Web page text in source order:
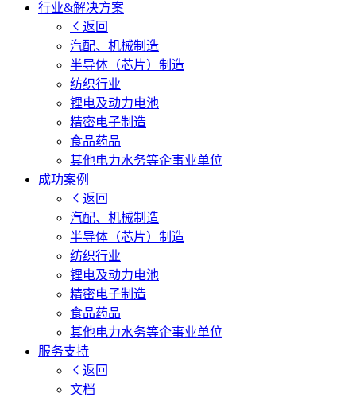
行业&解决方案
返回
汽配、机械制造
半导体（芯片）制造
纺织行业
锂电及动力电池
精密电子制造
食品药品
其他电力水务等企事业单位
成功案例
返回
汽配、机械制造
半导体（芯片）制造
纺织行业
锂电及动力电池
精密电子制造
食品药品
其他电力水务等企事业单位
服务支持
返回
文档